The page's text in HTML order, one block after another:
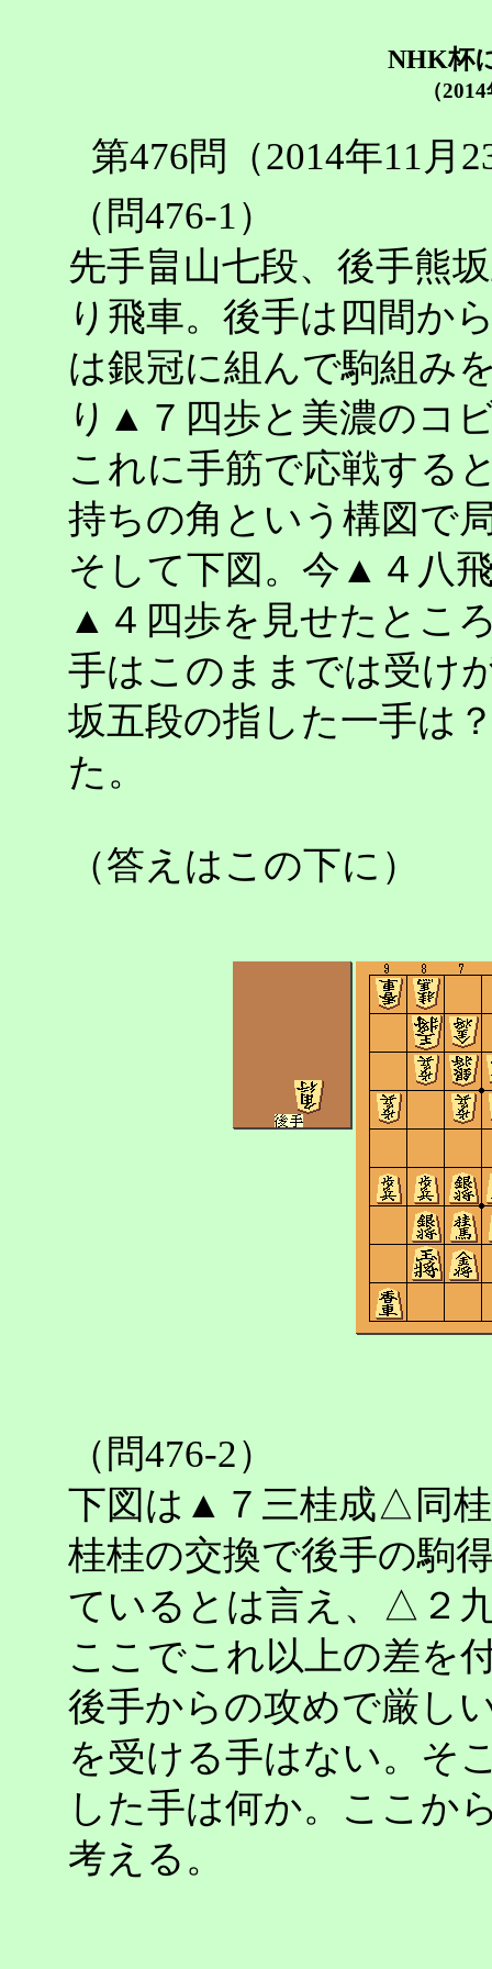
NHK杯
（
第476問（2014年11月
（問476-1）
先手畠山七段、後手熊
り飛車。後手は四間か
は銀冠に組んで駒組み
り▲７四歩と美濃のコ
これに手筋で応戦する
持ちの角という構図で
そして下図。今▲４八
▲４四歩を見せたとこ
手はこのままでは受け
坂五段の指した一手は
た。
（答えはこの下に）
（問476-2）
下図は▲７三桂成△同
桂桂の交換で後手の駒
ているとは言え、△２
ここでこれ以上の差を
後手からの攻めで厳し
を受ける手はない。そ
した手は何か。ここか
考える。